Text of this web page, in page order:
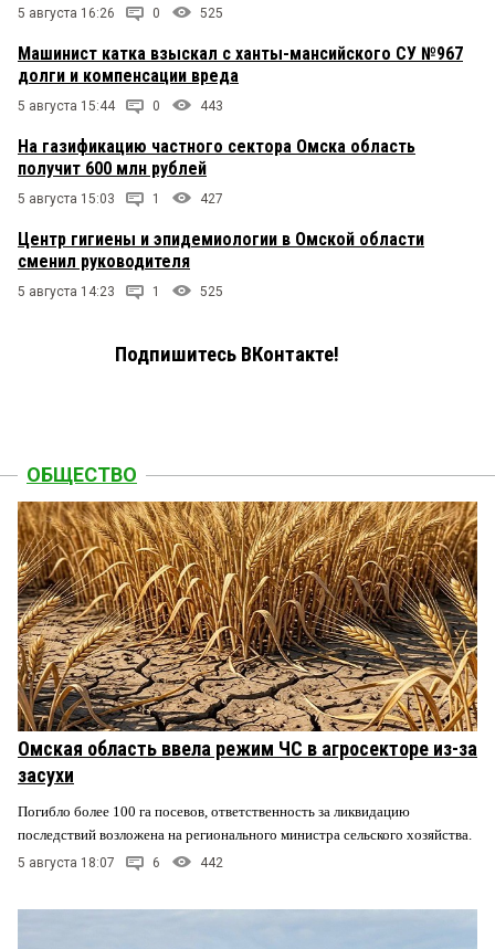
5 августа 16:26 0 525
Машинист катка взыскал с ханты-мансийского СУ №967
долги и компенсации вреда
5 августа 15:44 0 443
На газификацию частного сектора Омска область
получит 600 млн рублей
5 августа 15:03 1 427
Центр гигиены и эпидемиологии в Омской области
сменил руководителя
5 августа 14:23 1 525
Подпишитесь ВКонтакте!
ОБЩЕСТВО
Омская область ввела режим ЧС в агросекторе из-за
засухи
Погибло более 100 га посевов, ответственность за ликвидацию
последствий возложена на регионального министра сельского хозяйства.
5 августа 18:07 6 442